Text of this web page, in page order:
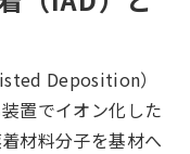
Deposition）
置でイオン化した
材料分子を基材へ